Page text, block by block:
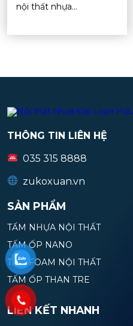
nội thất nhựa...
THÔNG TIN LIÊN HỆ
035 315 8888
zukoxuan.vn
SẢN PHẨM
TẤM NHỰA NỘI THẤT
TẤM ỐP NANO
TẤM FOAM NỘI THẤT
TẤM ỐP THAN TRE
LIÊN KẾT NHANH